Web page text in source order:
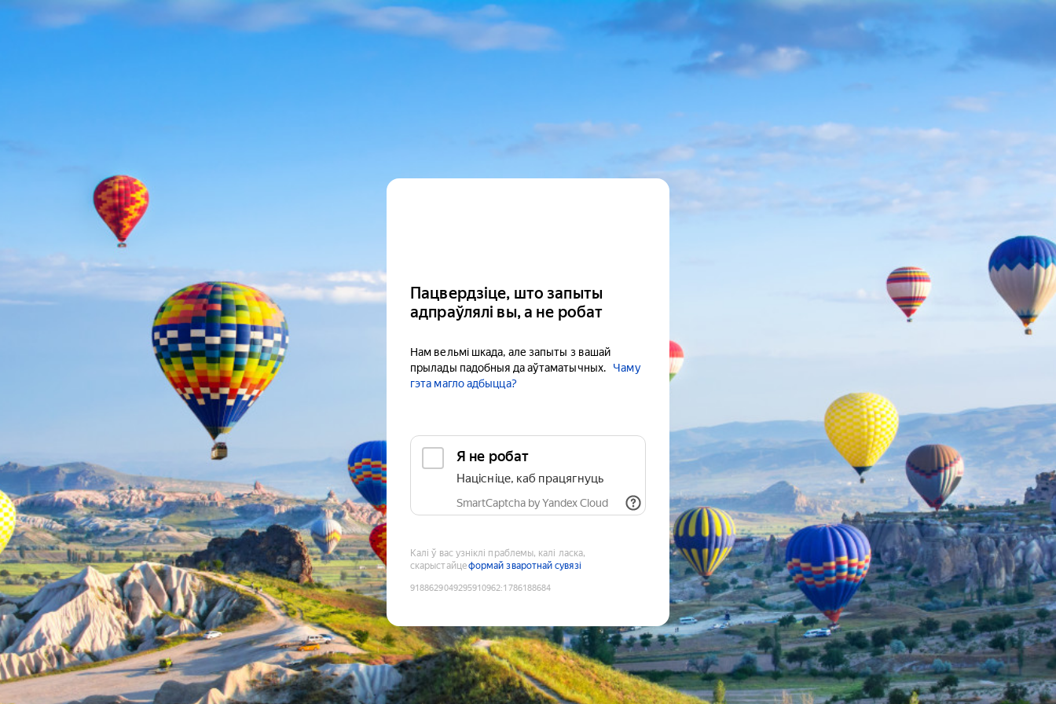
Пацвердзіце, што запыты
адпраўлялі вы, а не робат
Нам вельмі шкада, але запыты з вашай
прылады падобныя да аўтаматычных.
Чаму
гэта магло адбыцца?
Я не робат
Націсніце, каб працягнуць
SmartCaptcha by Yandex Cloud
Калі ў вас узніклі праблемы, калі ласка,
скарыстайцеформай зваротнай сувязі
9188629049295910962:1786188684